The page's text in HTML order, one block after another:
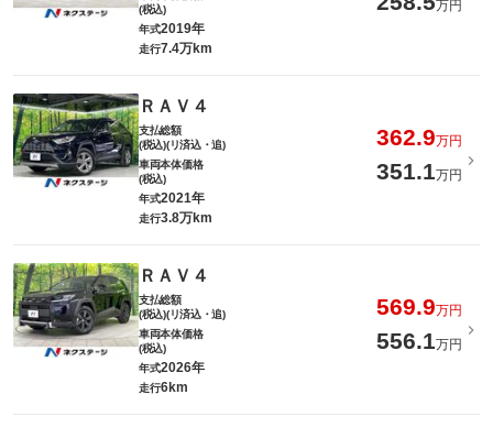
(税込)
万円
年式2019年
走行7.4万km
ＲＡＶ４
支払総額
(税込)(リ済込・追)
362.9万円
車両本体価格
(税込)
351.1万円
年式2021年
走行3.8万km
ＲＡＶ４
支払総額
(税込)(リ済込・追)
569.9万円
車両本体価格
(税込)
556.1万円
年式2026年
走行6km